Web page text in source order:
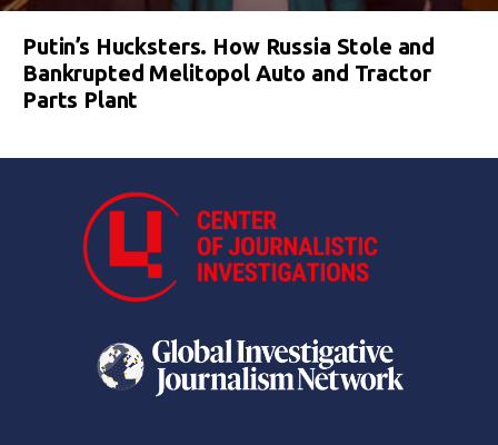
Putin’s Hucksters. How Russia Stole and
Bankrupted Melitopol Auto and Tractor
Parts Plant